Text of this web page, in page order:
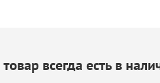
всегда естьв